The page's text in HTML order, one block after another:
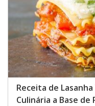
Receita de
Culinária a Base de